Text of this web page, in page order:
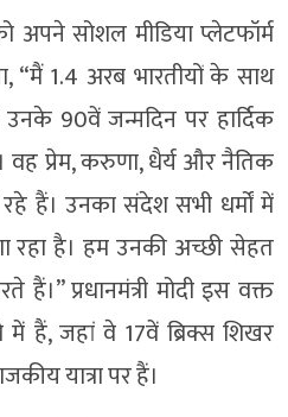
अपने सोशल मीडिया प्लेटफॉर्म
“मैं 1.4 अरब भारतीयों के साथ
90वें जन्मदिन पर हार्दिक
वह प्रेम, करुणा, धैर्य और नैतिक
हैं। उनका संदेश सभी धर्मों में
रहा है। हम उनकी अच्छी सेहत
हैं।” प्रधानमंत्री मोदी इस वक्त
में हैं, जहां वे 17वें ब्रिक्स शिखर
यात्रा पर हैं।